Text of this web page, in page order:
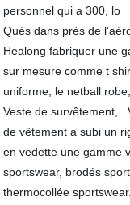
personnel qui a 300, lo
Qués dans près de
Healong fabriquer une
sur mesure comme t
uniforme, le netball
Veste de survêtement, .
de vêtement a subi un
en vedette une gamme
sportswear, brodés
thermocollée